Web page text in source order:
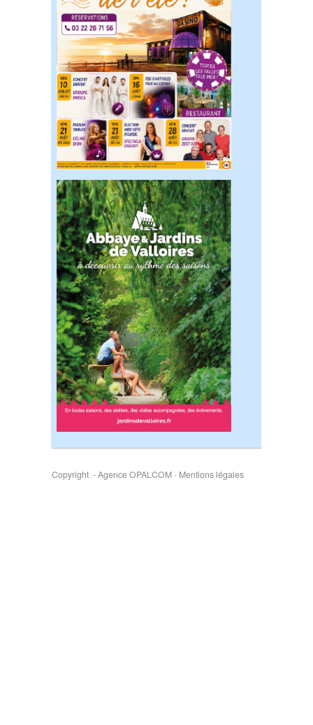
Copyright - Agence OPALCOM- Mentions légales